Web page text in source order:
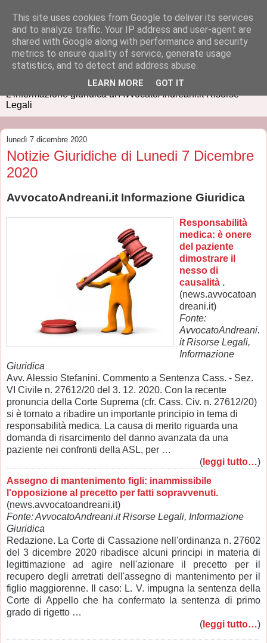
IUSPRESS
L'informazione giuridica di AvvocatoAndreani.it Risorse
Legali
lunedì 7 dicembre 2020
Notizie Giuridiche di Lunedi 7 Dicembre
2020
AvvocatoAndreani.it Informazione Giuridica
Responsabilità
medica: è onere
del paziente
dimostrare il
nesso di
causalità .
(news.avvocatoan
dreani.it)
Fonte:
AvvocatoAndreani.
it Risorse Legali,
Informazione
Giuridica
Avv. Alessio Stefanini. Commento a Sentenza Cass. - Sez.
VI Civile n. 27612/20 del 3. 12. 2020. Con la recente
pronuncia della Corte Suprema (cfr. Cass. Civ. n. 27612/20)
si è tornato a ribadire un importante principio in tema di
responsabilità medica. La causa di merito riguarda una
domanda di risarcimento del danno avanzata da una
paziente nei confronti della ASL, per …
( leggi tutto…)
Assegno di mantenimento figli: inammissibile
l'opposizione al precetto per fatti sopravvenuti.
(news.avvocatoandreani.it)
Fonte: AvvocatoAndreani.it Risorse Legali, Informazione
Giuridica
Redazione. La Corte di Cassazione nell'ordinanza n. 27602
del 3 dicembre 2020 ribadisce alcuni principi in materia di
legittimazione ad agire nell'azionare il precetto per il
recupero degli arretrati dell'assegno di mantenimento per il
figlio maggiorenne. Il caso: L. V. impugna la sentenza della
Corte di Appello che ha confermato la sentenza di primo
grado di rigetto …
( leggi tutto…)
This site uses cookies from Google to deliver its services
and to analyze traffic. Your IP address and user-agent are
shared with Google along with performance and security
metrics to ensure quality of service, generate usage
statistics, and to detect and address abuse.
LEARN MORE GOT IT